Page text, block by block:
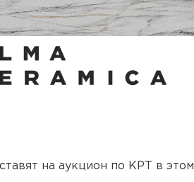
на аукцион по КРТ в этом